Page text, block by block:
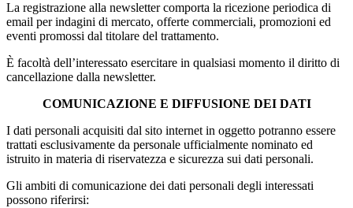
La registrazione alla newsletter comporta la ricezione periodica di
email per indagini di mercato, offerte commerciali, promozioni ed
eventi promossi dal titolare del trattamento.
È facoltà dell’interessato esercitare in qualsiasi momento il diritto di
cancellazione dalla newsletter.
COMUNICAZIONE E DIFFUSIONE DEI DATI
I dati personali acquisiti dal sito internet in oggetto potranno essere
trattati esclusivamente da personale ufficialmente nominato ed
istruito in materia di riservatezza e sicurezza sui dati personali.
Gli ambiti di comunicazione dei dati personali degli interessati
possono riferirsi: